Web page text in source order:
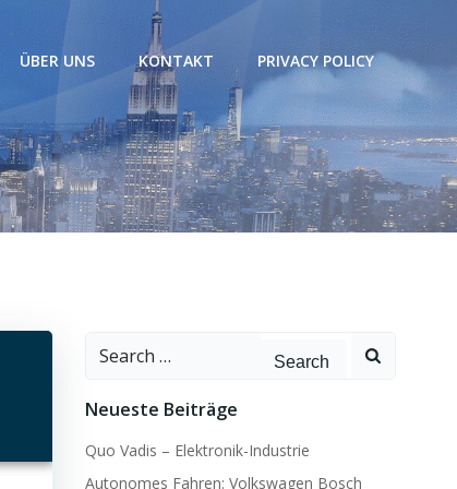
ÜBER UNS KONTAKT PRIVACY POLICY
Search
Neueste Beiträge
Quo Vadis – Elektronik-Industrie
Autonomes Fahren: Volkswagen Bosch